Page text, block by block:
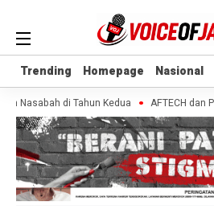
Trending Homepage Nasional
Trending Homepage Nasional
di Tahun Kedua AFTECH dan